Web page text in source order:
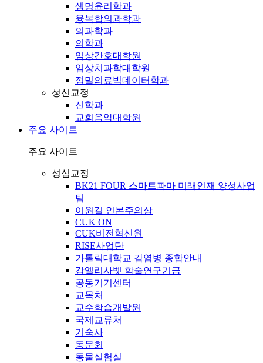
생명윤리학과
융복합의과학과
의과학과
의학과
임상간호대학원
임상치과학대학원
정밀의료빅데이터학과
성신교정
신학과
교회음악대학원
주요 사이트
주요 사이트
성심교정
BK21 FOUR 스마트파마 미래인재 양성사업
팀
이원길 인본주의상
CUK ON
CUK비전혁신원
RISE사업단
가톨릭대학교 감염병 종합안내
강엘리사벳 학술연구기금
공동기기센터
교목처
교수학습개발원
국제교류처
기숙사
동문회
동물실험실